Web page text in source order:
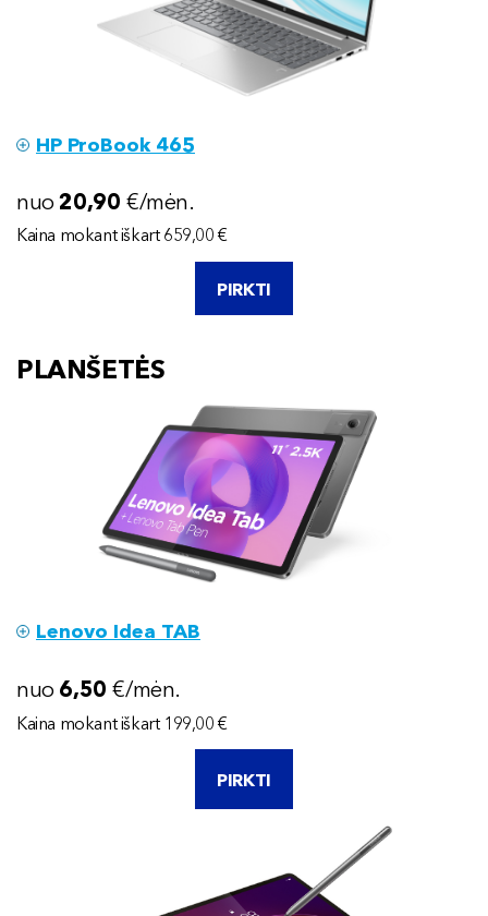
HP ProBook 465
nuo 20,90 €/mėn.
Kaina mokant iškart 659,00 €
PIRKTI
PLANŠETĖS
Lenovo Idea TAB
nuo 6,50 €/mėn.
Kaina mokant iškart 199,00 €
PIRKTI